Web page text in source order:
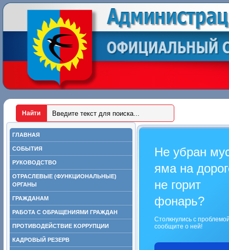
ГЛАВНАЯ
СОБЫТИЯ
РУКОВОДСТВО
ОТРАСЛЕВЫЕ (ФУНКЦИОНАЛЬНЫЕ)
ОРГАНЫ
ГРАЖДАНАМ
РАБОТА С ОБРАЩЕНИЯМИ ГРАЖДАН
ПРОТИВОДЕЙСТВИЕ КОРРУПЦИИ
КАДРОВЫЙ РЕЗЕРВ
Не убран
яма на
не горит
фонарь?
Столкнулись с
сообщите о ней!